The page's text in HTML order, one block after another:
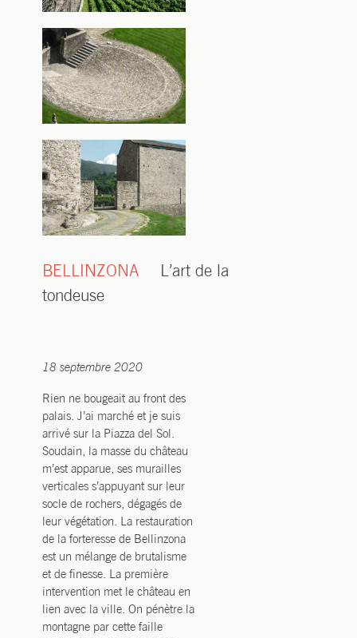
BELLINZONA
L’art de la
tondeuse
18 septembre 2020
Rien ne bougeait au front des
palais. J’ai marché et je suis
arrivé sur la Piazza del Sol.
Soudain, la masse du château
m’est apparue, ses murailles
verticales s’appuyant sur leur
socle de rochers, dégagés de
leur végétation. La restauration
de la forteresse de Bellinzona
est un mélange de brutalisme
et de finesse. La première
intervention met le château en
lien avec la ville. On pénètre la
montagne par cette faille